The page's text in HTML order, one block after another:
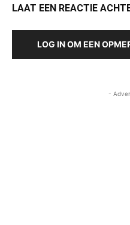
LAAT EEN REACTIE
LOG IN OM EEN
-